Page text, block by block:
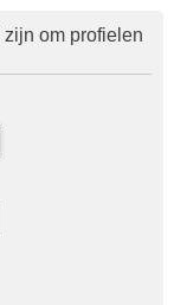
om profielen